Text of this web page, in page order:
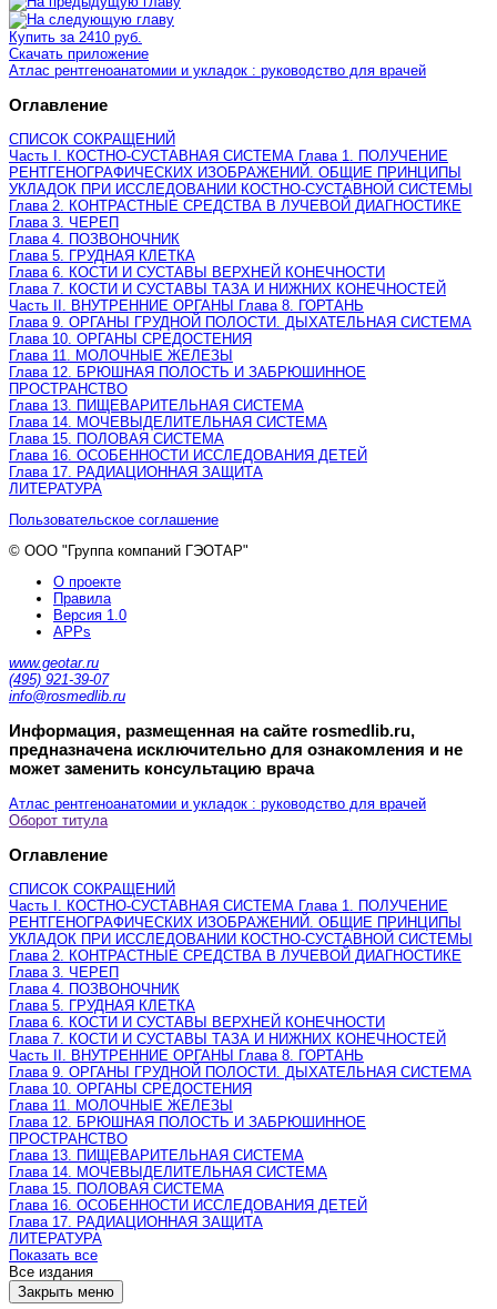
Купить за 2410 руб.
Скачать приложение
Атлас рентгеноанатомии и укладок : руководство для врачей
Оглавление
СПИСОК СОКРАЩЕНИЙ
Часть I. КОСТНО-СУСТАВНАЯ СИСТЕМА Глава 1. ПОЛУЧЕНИЕ
РЕНТГЕНОГРАФИЧЕСКИХ ИЗОБРАЖЕНИЙ. ОБЩИЕ ПРИНЦИПЫ
УКЛАДОК ПРИ ИССЛЕДОВАНИИ КОСТНО-СУСТАВНОЙ СИСТЕМЫ
Глава 2. КОНТРАСТНЫЕ СРЕДСТВА В ЛУЧЕВОЙ ДИАГНОСТИКЕ
Глава 3. ЧЕРЕП
Глава 4. ПОЗВОНОЧНИК
Глава 5. ГРУДНАЯ КЛЕТКА
Глава 6. КОСТИ И СУСТАВЫ ВЕРХНЕЙ КОНЕЧНОСТИ
Глава 7. КОСТИ И СУСТАВЫ ТАЗА И НИЖНИХ КОНЕЧНОСТЕЙ
Часть II. ВНУТРЕННИЕ ОРГАНЫ Глава 8. ГОРТАНЬ
Глава 9. ОРГАНЫ ГРУДНОЙ ПОЛОСТИ. ДЫХАТЕЛЬНАЯ СИСТЕМА
Глава 10. ОРГАНЫ СРЕДОСТЕНИЯ
Глава 11. МОЛОЧНЫЕ ЖЕЛЕЗЫ
Глава 12. БРЮШНАЯ ПОЛОСТЬ И ЗАБРЮШИННОЕ
ПРОСТРАНСТВО
Глава 13. ПИЩЕВАРИТЕЛЬНАЯ СИСТЕМА
Глава 14. МОЧЕВЫДЕЛИТЕЛЬНАЯ СИСТЕМА
Глава 15. ПОЛОВАЯ СИСТЕМА
Глава 16. ОСОБЕННОСТИ ИССЛЕДОВАНИЯ ДЕТЕЙ
Глава 17. РАДИАЦИОННАЯ ЗАЩИТА
ЛИТЕРАТУРА
Пользовательское соглашение
© ООО "Группа компаний ГЭОТАР"
О проекте
Правила
Версия 1.0
APPs
www.geotar.ru
(495) 921-39-07
info@rosmedlib.ru
Информация, размещенная на сайте rosmedlib.ru,
предназначена исключительно для ознакомления и не
может заменить консультацию врача
Атлас рентгеноанатомии и укладок : руководство для врачей
Оборот титула
Оглавление
СПИСОК СОКРАЩЕНИЙ
Часть I. КОСТНО-СУСТАВНАЯ СИСТЕМА Глава 1. ПОЛУЧЕНИЕ
РЕНТГЕНОГРАФИЧЕСКИХ ИЗОБРАЖЕНИЙ. ОБЩИЕ ПРИНЦИПЫ
УКЛАДОК ПРИ ИССЛЕДОВАНИИ КОСТНО-СУСТАВНОЙ СИСТЕМЫ
Глава 2. КОНТРАСТНЫЕ СРЕДСТВА В ЛУЧЕВОЙ ДИАГНОСТИКЕ
Глава 3. ЧЕРЕП
Глава 4. ПОЗВОНОЧНИК
Глава 5. ГРУДНАЯ КЛЕТКА
Глава 6. КОСТИ И СУСТАВЫ ВЕРХНЕЙ КОНЕЧНОСТИ
Глава 7. КОСТИ И СУСТАВЫ ТАЗА И НИЖНИХ КОНЕЧНОСТЕЙ
Часть II. ВНУТРЕННИЕ ОРГАНЫ Глава 8. ГОРТАНЬ
Глава 9. ОРГАНЫ ГРУДНОЙ ПОЛОСТИ. ДЫХАТЕЛЬНАЯ СИСТЕМА
Глава 10. ОРГАНЫ СРЕДОСТЕНИЯ
Глава 11. МОЛОЧНЫЕ ЖЕЛЕЗЫ
Глава 12. БРЮШНАЯ ПОЛОСТЬ И ЗАБРЮШИННОЕ
ПРОСТРАНСТВО
Глава 13. ПИЩЕВАРИТЕЛЬНАЯ СИСТЕМА
Глава 14. МОЧЕВЫДЕЛИТЕЛЬНАЯ СИСТЕМА
Глава 15. ПОЛОВАЯ СИСТЕМА
Глава 16. ОСОБЕННОСТИ ИССЛЕДОВАНИЯ ДЕТЕЙ
Глава 17. РАДИАЦИОННАЯ ЗАЩИТА
ЛИТЕРАТУРА
Показать все
Все издания
Закрыть меню